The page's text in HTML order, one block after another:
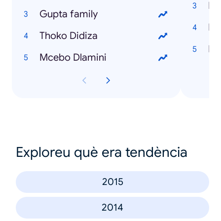
Gupta family
Thoko Didiza
Mcebo Dlamini
Exploreu què era tendència
2015
2014